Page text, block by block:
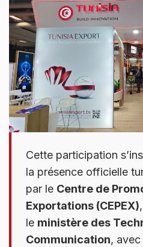
Cette participation
la présence officielle
par le Centre de
Exportations (CEPEX)
le ministère des
Communication, avec